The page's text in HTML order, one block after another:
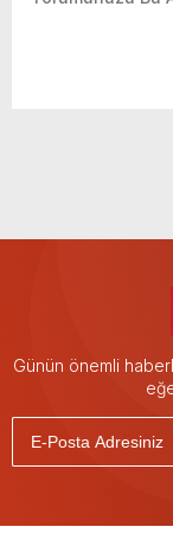
Günün önemli